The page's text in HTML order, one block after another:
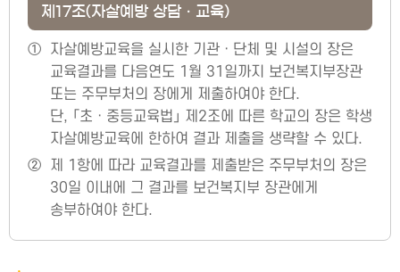
제17조(자살예방 상담ㆍ교육)
①
자살예방교육을 실시한 기관ㆍ단체 및 시설의 장은
교육결과를 다음연도 1월 31일까지 보건복지부장관
또는 주무부처의 장에게 제출하여야 한다.
단, 「초ㆍ중등교육법」 제2조에 따른 학교의 장은 학생
자살예방교육에 한하여 결과 제출을 생략할 수 있다.
②
제 1항에 따라 교육결과를 제출받은 주무부처의 장은
30일 이내에 그 결과를 보건복지부 장관에게
송부하여야 한다.